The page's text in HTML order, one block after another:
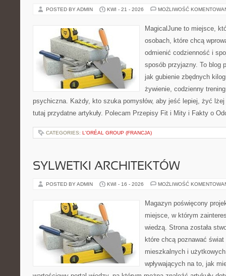
POSTED BY ADMIN KWI - 21 - 2026 MOŻLIWOŚĆ
MagicalJune to miejsce,
osobach, które chcą
odmienić codzienność i
sposób przyjazny. To blog
jak gubienie zbędnych
żywienie, codzienny
psychiczna. Każdy, kto szuka pomysłów, aby jeść lepiej, żyć
tutaj przydatne artykuły. Polecam Przepisy Fit i Mity i Fakty o
CATEGORIES: L'ORÉAL GROUP (FRANCJA)
SYLWETKI ARCHITEKTÓW
POSTED BY ADMIN KWI - 16 - 2026 MOŻLIWOŚĆ
Magazyn poświęcony
miejsce, w którym
wiedzą. Strona została
które chcą poznawać
mieszkalnych i
wpływających na to, jak